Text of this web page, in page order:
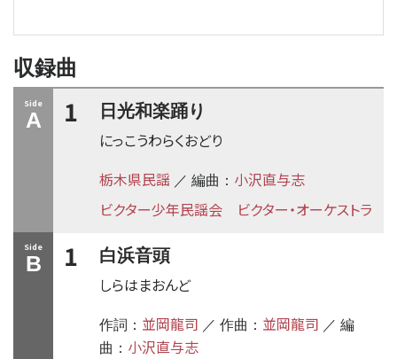
収録曲
Side
A 1 日光和楽踊り
にっこうわらくおどり
栃木県民謡 ／ 編曲： 小沢直与志
ビクター少年民謡会
ビクター・オーケストラ
Side
B 1 白浜音頭
しらはまおんど
作詞： 並岡龍司 ／ 作曲： 並岡龍司 ／ 編
曲： 小沢直与志